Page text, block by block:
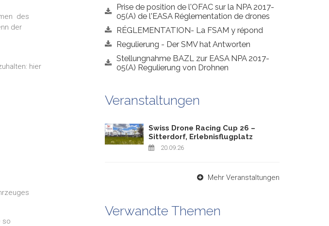
des
der
hier
so
Prise de position de l'OFAC sur la NPA 2017-
05(A) de l'EASA Réglementation de drones
RÉGLEMENTATION- La FSAM y répond
Regulierung - Der SMV hat Antworten
Stellungnahme BAZL zur EASA NPA 2017-
05(A) Regulierung von Drohnen
Veranstaltungen
Swiss Drone Racing Cup 26 –
Sitterdorf, Erlebnisflugplatz
20.09.26
Mehr Veranstaltungen
Verwandte Themen